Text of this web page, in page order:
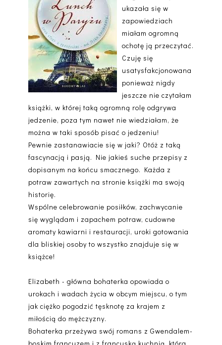
ukazała się w
zapowiedziach
miałam ogromną
ochotę ją przeczytać.
Czuję się
usatysfakcjonowana
ponieważ nigdy
jeszcze nie czytałam
książki, w której taką ogromną rolę odgrywa
jedzenie, poza tym nawet nie wiedziałam, że
można w taki sposób pisać o jedzeniu!
Pewnie zastanawiacie się w jaki? Otóż z taką
fascynacją i pasją. Nie jakieś suche przepisy z
dopisanym na końcu smacznego. Każda z
potraw zawartych na stronie książki ma swoją
historię.
Wspólne celebrowanie posiłków, zachwycanie
się wyglądam i zapachem potraw, cudowne
aromaty kawiarni i restauracji, uroki gotowania
dla bliskiej osoby to wszystko znajduje się w
książce!
Elizabeth - główna bohaterka opowiada o
urokach i wadach życia w obcym miejscu, o tym
jak ciężko pogodzić tęsknotę za krajem z
miłością do mężczyzny.
Bohaterka przeżywa swój romans z Gwendalem-